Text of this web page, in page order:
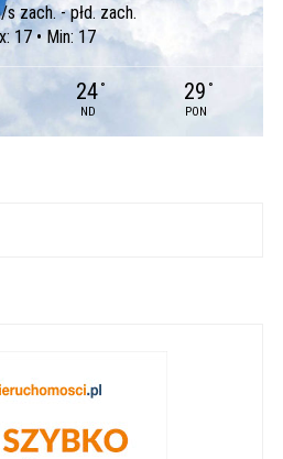
zach. - płd. zach.
17 • Min: 17
24 °
ND
29 °
PON